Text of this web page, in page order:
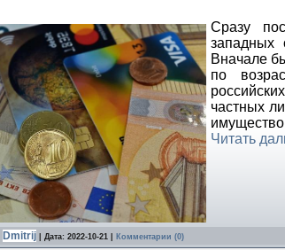
Сразу
западных
Вначале
по
частных
Читать
Dmitrij | Дата: 2022-10-21 Комментарии (0)